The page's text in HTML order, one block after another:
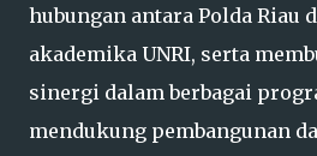
hubungan antara Polda Riau
akademika UNRI, serta
sinergi dalam berbagai
mendukung pembangunan